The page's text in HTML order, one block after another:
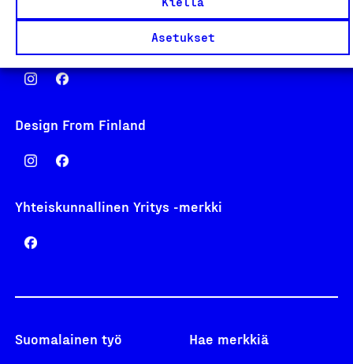
Asetukset
Design From Finland
Yhteiskunnallinen Yritys -merkki
Suomalainen työ Hae merkkiä